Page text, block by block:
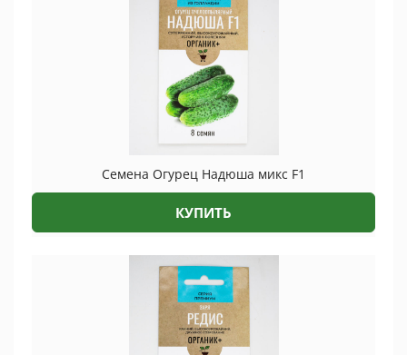
Семена Огурец Надюша микс F1
КУПИТЬ